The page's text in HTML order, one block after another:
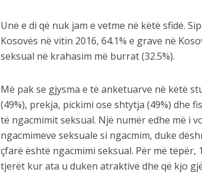
Unë e di që nuk jam e vetme në këtë sfidë.
Kosovës në vitin 2016, 64.1% e grave në
seksual në krahasim më burrat (32.5%).
Më pak se gjysma e të anketuarve në këtë
(49%), prekja, pickimi ose shtytja (49%) dhe
të ngacmimit seksual. Një numër edhe më i
ngacmimeve seksuale si ngacmim, duke
çfarë është ngacmimi seksual. Për më
tjerët kur ata u duken atraktivë dhe që kjo